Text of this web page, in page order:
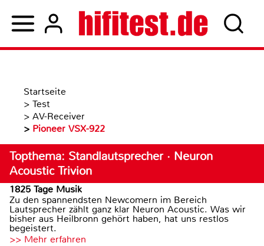
Startseite
> Test
> AV-Receiver
> Pioneer VSX-922
Topthema: Standlautsprecher · Neuron
Acoustic Trivion
1825 Tage Musik
Zu den spannendsten Newcomern im Bereich
Lautsprecher zählt ganz klar Neuron Acoustic. Was wir
bisher aus Heilbronn gehört haben, hat uns restlos
begeistert.
>> Mehr erfahren